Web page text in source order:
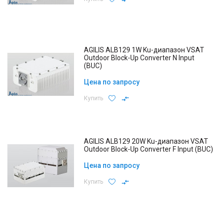
AGILIS ALB129 1W Ku-диапазон VSAT
Outdoor Block-Up Converter N Input
(BUC)
Цена по запросу
Купить
AGILIS ALB129 20W Ku-диапазон VSAT
Outdoor Block-Up Converter F Input (BUC)
Цена по запросу
Купить